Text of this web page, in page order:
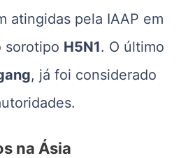
atingidas pela IAAP em
sorotipo H5N1. O último
, já foi considerado
na Ásia